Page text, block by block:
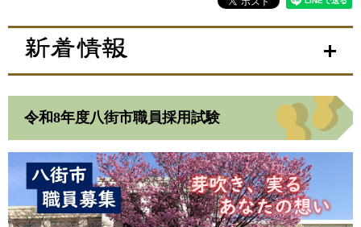
令和8年度八街市職員採用試験